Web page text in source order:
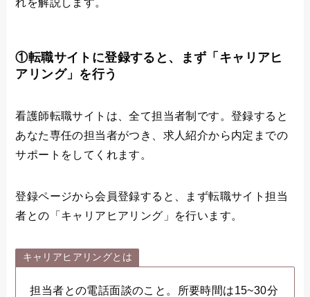
れを解説します。
①転職サイトに登録すると、まず「キャリアヒ
アリング」を行う
看護師転職サイトは、全て担当者制です。登録すると
あなた専任の担当者がつき、求人紹介から内定までの
サポートをしてくれます。
登録ページから会員登録すると、まず転職サイト担当
者との「キャリアヒアリング」を行います。
キャリアヒアリングとは
担当者との電話面談のこと。所要時間は15~30分